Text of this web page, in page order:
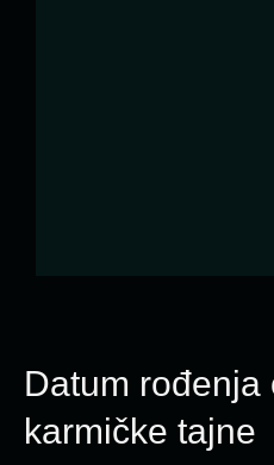
Datum rođenja
karmičke tajne